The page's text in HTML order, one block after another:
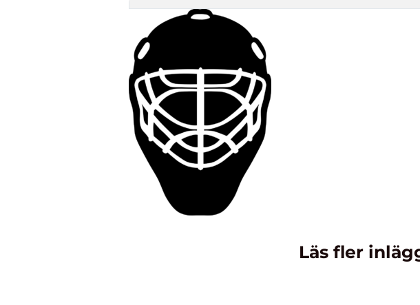
Läs fler